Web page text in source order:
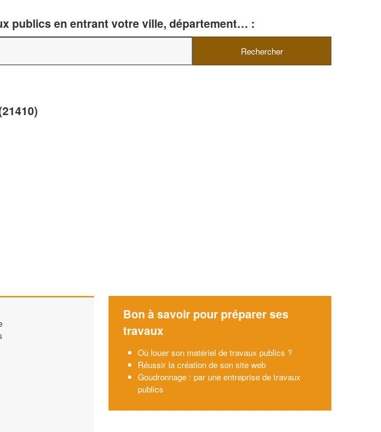
publics en entrant votre ville, département… :
Bon à savoir pour préparer ses
travaux
Où louer son matériel de travaux publics ?
Réussir la création de son site web
Goudronnage : par une entreprise de travaux
publics
Vous êtes un
professionnel ?